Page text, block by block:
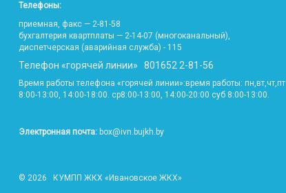
Телефоны:
приемная, факс — 2-81-58
бухгалтерия квартплаты — 2-14-07 (многоканальный),
диспетчерская (аварийная служба) - 115
Телефон «горячей линии» 801652 2-81-56
Время работы телефона «горячей линии»:время работы: пн,вт,чт,пт
8:00-13:00, 14:00-18:00. ср8:00-13:00, 14:00-20:00 суб 8:00-13:00.
Электронная почта: box@ivn.bujkh.by
© 2026 КУМПП ЖКХ «Ивановское ЖКХ»